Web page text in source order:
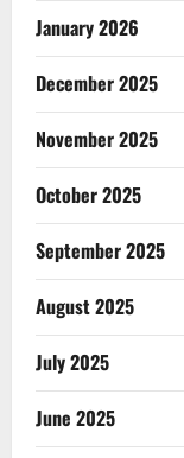
January 2026
December 2025
November 2025
October 2025
September 2025
August 2025
July 2025
June 2025